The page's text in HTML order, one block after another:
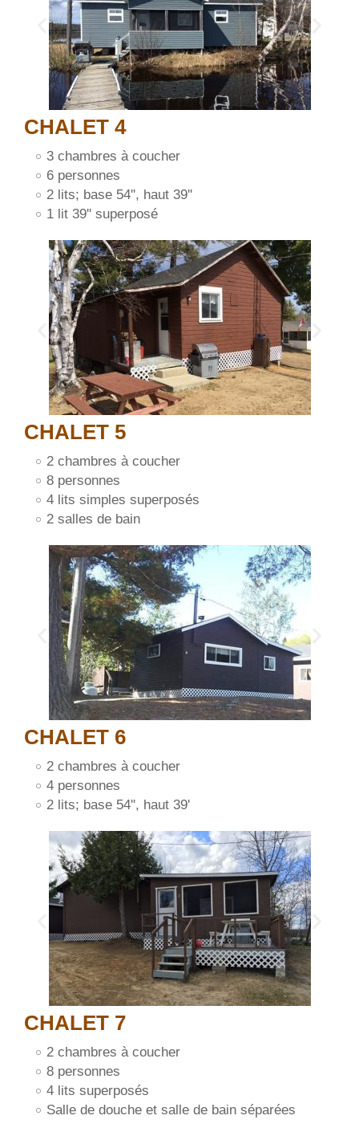
CHALET 4
3 chambres à coucher
6 personnes
2 lits; base 54'', haut 39''
1 lit 39'' superposé
CHALET 5
2 chambres à coucher
8 personnes
4 lits simples superposés
2 salles de bain
CHALET 6
2 chambres à coucher
4 personnes
2 lits; base 54'', haut 39'
CHALET 7
2 chambres à coucher
8 personnes
4 lits superposés
Salle de douche et salle de bain séparées